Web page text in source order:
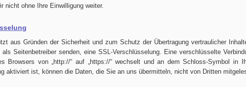
nicht ohne Ihre Einwilligung weiter.
aus Gründen der Sicherheit und zum Schutz der Übertragung vertraulicher
Seitenbetreiber senden, eine SSL-Verschlüsselung. Eine verschlüsselte
Browsers von „http://“ auf „https://“ wechselt und an dem Schloss-Symbol in
aktiviert ist, können die Daten, die Sie an uns übermitteln, nicht von Dritten